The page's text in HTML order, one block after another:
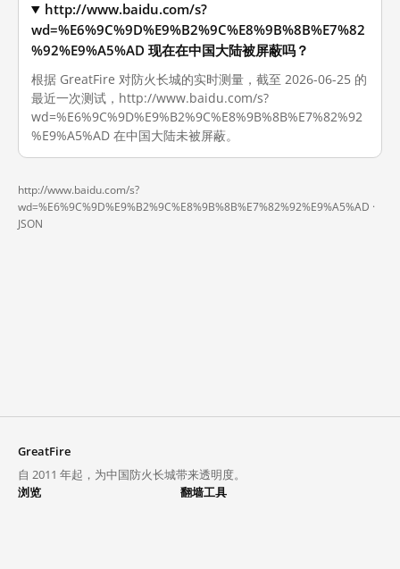
http://www.baidu.com/s?
wd=%E6%9C%9D%E9%B2%9C%E8%9B%8B%E7%82
%92%E9%A5%AD 现在在中国大陆被屏蔽吗？
根据 GreatFire 对防火长城的实时测量，截至 2026-06-25 的
最近一次测试，http://www.baidu.com/s?
wd=%E6%9C%9D%E9%B2%9C%E8%9B%8B%E7%82%92
%E9%A5%AD 在中国大陆未被屏蔽。
http://www.baidu.com/s?
wd=%E6%9C%9D%E9%B2%9C%E8%9B%8B%E7%82%92%E9%A5%AD ·
JSON
GreatFire
自 2011 年起，为中国防火长城带来透明度。
浏览
翻墙工具